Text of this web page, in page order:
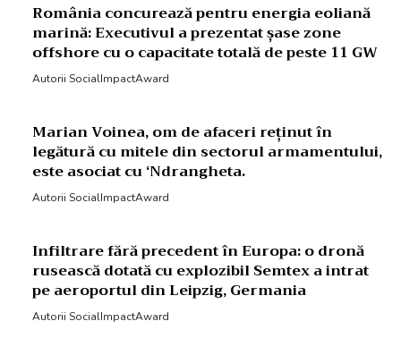
România concurează pentru energia eoliană
marină: Executivul a prezentat șase zone
offshore cu o capacitate totală de peste 11 GW
Autorii SocialImpactAward
Marian Voinea, om de afaceri reținut în
legătură cu mitele din sectorul armamentului,
este asociat cu ‘Ndrangheta.
Autorii SocialImpactAward
Infiltrare fără precedent în Europa: o dronă
rusească dotată cu explozibil Semtex a intrat
pe aeroportul din Leipzig, Germania
Autorii SocialImpactAward